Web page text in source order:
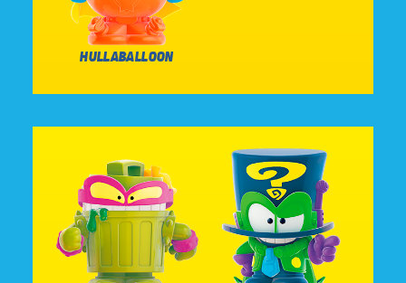
HULLABALLOON